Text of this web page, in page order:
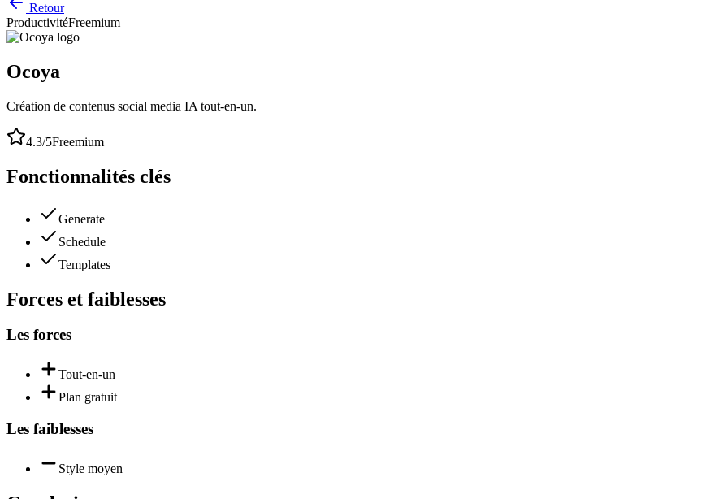
Retour
ProductivitéFreemium
Ocoya
Création de contenus social media IA tout-en-un.
4.3/5Freemium
Fonctionnalités clés
Generate
Schedule
Templates
Forces et faiblesses
Les forces
Tout-en-un
Plan gratuit
Les faiblesses
Style moyen